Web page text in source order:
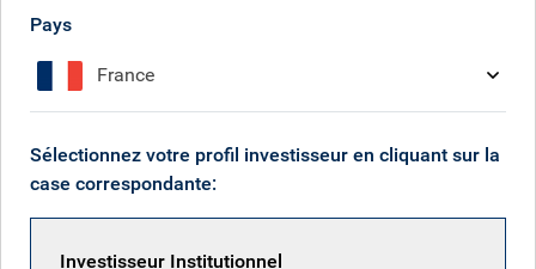
Pays
France
Sélectionnez votre profil investisseur en cliquant sur la
case correspondante:
Investisseur Institutionnel